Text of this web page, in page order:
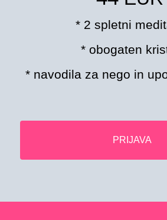
* 2 spletni
* obogaten
* navodila za nego in
PRIJAVA